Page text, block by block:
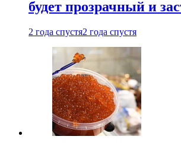
будет прозрачный и
2 года спустя2 года спустя